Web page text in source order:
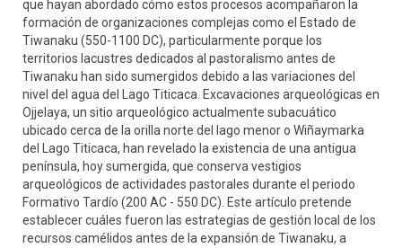
que hayan abordado cómo estos procesos acompañaron la
formación de organizaciones complejas como el Estado de
Tiwanaku (550-1100 DC), particularmente porque los
territorios lacustres dedicados al pastoralismo antes de
Tiwanaku han sido sumergidos debido a las variaciones del
nivel del agua del Lago Titicaca. Excavaciones arqueológicas en
Ojjelaya, un sitio arqueológico actualmente subacuático
ubicado cerca de la orilla norte del lago menor o Wiñaymarka
del Lago Titicaca, han revelado la existencia de una antigua
península, hoy sumergida, que conserva vestigios
arqueológicos de actividades pastorales durante el periodo
Formativo Tardío (200 AC - 550 DC). Este artículo pretende
establecer cuáles fueron las estrategias de gestión local de los
recursos camélidos antes de la expansión de Tiwanaku, a